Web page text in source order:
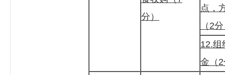
分）
点，
（2
12.组
金（